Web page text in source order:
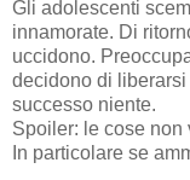
Gli adolescenti
innamorate. Di
uccidono.
decidono di
successo niente.
Spoiler: le cose non
In particolare se